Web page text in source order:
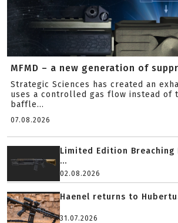
MFMD – a new generation of
Strategic Sciences has created an
uses a controlled gas flow instead of
baffle...
07.08.2026
Limited Edition Breaching
...
02.08.2026
Haenel returns to
31.07.2026